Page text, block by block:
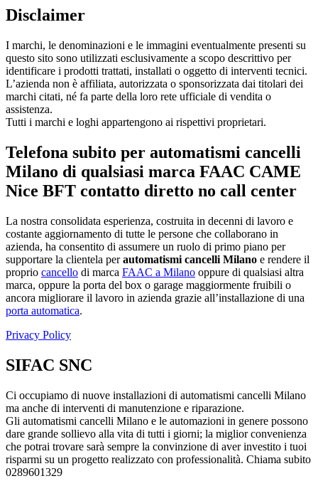
Disclaimer
I marchi, le denominazioni e le immagini eventualmente presenti su
questo sito sono utilizzati esclusivamente a scopo descrittivo per
identificare i prodotti trattati, installati o oggetto di interventi tecnici.
L’azienda non è affiliata, autorizzata o sponsorizzata dai titolari dei
marchi citati, né fa parte della loro rete ufficiale di vendita o
assistenza.
Tutti i marchi e loghi appartengono ai rispettivi proprietari.
Telefona subito per automatismi cancelli
Milano di qualsiasi marca FAAC CAME
Nice BFT contatto diretto no call center
La nostra consolidata esperienza, costruita in decenni di lavoro e
costante aggiornamento di tutte le persone che collaborano in
azienda, ha consentito di assumere un ruolo di primo piano per
supportare la clientela perautomatismi cancelli Milano e rendere il
proprio cancello di marca FAAC a Milano oppure di qualsiasi altra
marca, oppure la porta del box o garage maggiormente fruibili o
ancora migliorare il lavoro in azienda grazie all’installazione di una
porta automatica.
Privacy Policy
SIFAC SNC
Ci occupiamo di nuove installazioni di automatismi cancelli Milano
ma anche di interventi di manutenzione e riparazione.
Gli automatismi cancelli Milano e le automazioni in genere possono
dare grande sollievo alla vita di tutti i giorni; la miglior convenienza
che potrai trovare sarà sempre la convinzione di aver investito i tuoi
risparmi su un progetto realizzato con professionalità. Chiama subito
0289601329